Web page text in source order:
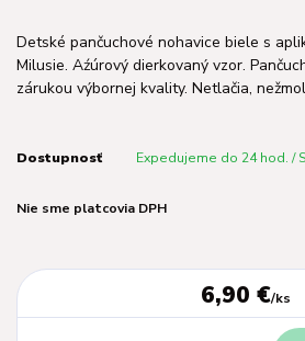
Detské pančuchové nohavice biele s
Milusie. Aźúrový dierkovaný vzor.
zárukou výbornej kvality. Netlačia,
Dostupnosť Expedujeme do 24 hod. /
Nie sme platcovia DPH
6,90 €/ks